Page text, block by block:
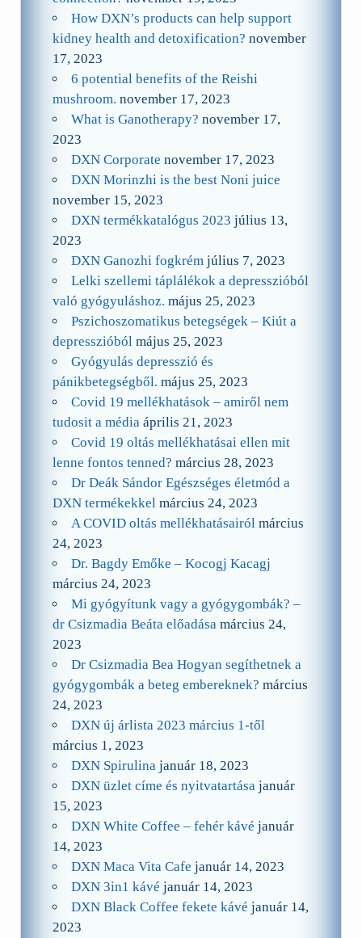
How DXN’s products can help support
kidney health and detoxification? november
17, 2023
6 potential benefits of the Reishi
mushroom. november 17, 2023
What is Ganotherapy? november 17,
2023
DXN Corporate november 17, 2023
DXN Morinzhi is the best Noni juice
november 15, 2023
DXN termékkatalógus 2023 július 13,
2023
DXN Ganozhi fogkrém július 7, 2023
Lelki szellemi táplálékok a depresszióból
való gyógyuláshoz. május 25, 2023
Pszichoszomatikus betegségek – Kiút a
depresszióból május 25, 2023
Gyógyulás depresszió és
pánikbetegségből. május 25, 2023
Covid 19 mellékhatások – amiről nem
tudosit a média április 21, 2023
Covid 19 oltás mellékhatásai ellen mit
lenne fontos tenned? március 28, 2023
Dr Deák Sándor Egészséges életmód a
DXN termékekkel március 24, 2023
A COVID oltás mellékhatásairól március
24, 2023
Dr. Bagdy Emőke – Kocogj Kacagj
március 24, 2023
Mi gyógyítunk vagy a gyógygombák? –
dr Csizmadia Beáta előadása március 24,
2023
Dr Csizmadia Bea Hogyan segíthetnek a
gyógygombák a beteg embereknek? március
24, 2023
DXN új árlista 2023 március 1-től
március 1, 2023
DXN Spirulina január 18, 2023
DXN üzlet címe és nyitvatartása január
15, 2023
DXN White Coffee – fehér kávé január
14, 2023
DXN Maca Vita Cafe január 14, 2023
DXN 3in1 kávé január 14, 2023
DXN Black Coffee fekete kávé január 14,
2023